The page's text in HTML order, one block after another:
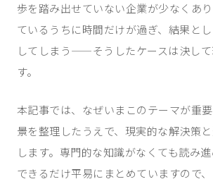
歩を踏み出せていない企業が少なくあ
ているうちに時間だけが過ぎ、結果と
してしまう——そうしたケースは決し
す。
本記事では、なぜいまこのテーマが重
景を整理したうえで、現実的な解決策
します。専門的な知識がなくても読み進
できるだけ平易にまとめていますので